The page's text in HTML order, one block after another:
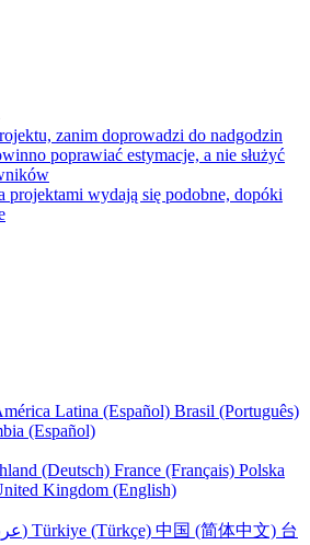
zanim doprowadzi do nadgodzin
poprawiać estymacje, a nie służyć
projektami wydają się podobne, dopóki
Latina (Español) Brasil (Português)
(Español)
(Deutsch) France (Français) Polska
Kingdom (English)
UAE (عربي) Türkiye (Türkçe) 中国 (简体中文) 台